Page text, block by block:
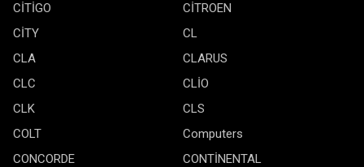
CİTİGO
CİTROEN
CİTY
CL
CLA
CLARUS
CLC
CLİO
CLK
CLS
COLT
Computers
CONCORDE
CONTİNENTAL